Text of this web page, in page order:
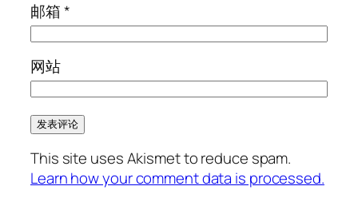
邮箱*
网站
This site uses Akismet to reduce spam.
Learn how your comment data is processed.